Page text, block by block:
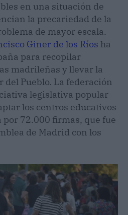
en una situación de
la precariedad de la
de mayor escala.
Giner de los Ríos ha
para recopilar
madrileñas y llevar la
del Pueblo. La federación
legislativa popular
los centros educativos
72.000 firmas, que fue
de Madrid con los